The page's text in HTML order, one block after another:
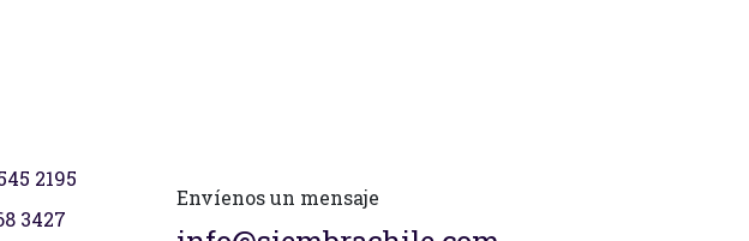
2195
3427
Envíenos un mensaje